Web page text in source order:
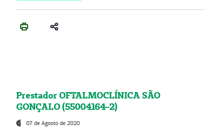
Prestador OFTALMOCLÍNICA SÃO
GONÇALO (55004164-2)
07 de Agosto de 2020